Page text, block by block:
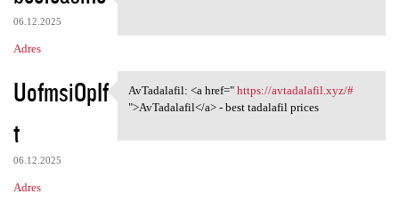
06.12.2025
Adres
https://t.me/s/ef_beef
UofmsiOpIf
t
06.12.2025
Adres
AvTadalafil: <a href=" https:
AvTadalafil: <a href=" https://avtadalafil.xyz/#
">AvTadalafil</a> - best tadalafil prices